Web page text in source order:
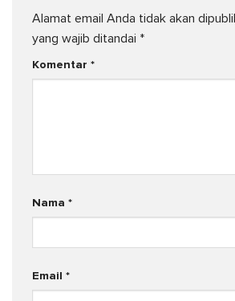
Alamat email Anda tidak akan
yang wajib ditandai *
Komentar *
Nama *
Email *